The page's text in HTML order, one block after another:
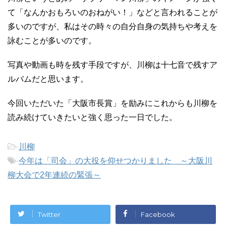
て「なんかおもろいのおねがい！」などと言われることが
多いのですが、私はその時々の自分自身の気持ちや考えを
詠むことが多いのです。
写真や動画も時を残す手段ですが、川柳は十七音で残すア
ルバムだと思います。
今回いただいた「大阪市長賞」を励みにこれからも川柳を
読み続けていきたいと強く思った一日でした。
-川柳
-今年は「司会」の大役を仰せつかりました ～大阪川
柳大会で2年連続の緊張～
Twitter Facebook